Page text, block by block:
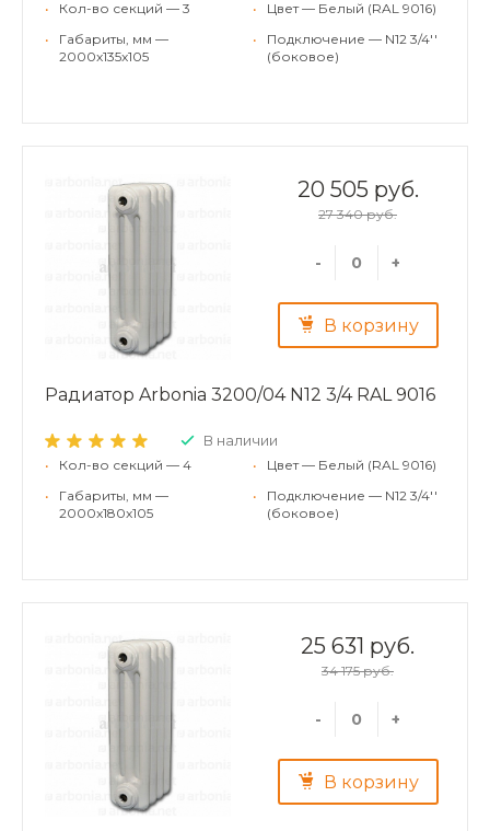
•
Кол-во секций — 3
•
Габариты, мм —
2000x135x105
•
Цвет — Белый (RAL 9016)
•
Подключение — N12 3/4''
(боковое)
20 505 руб.
27 340 руб.
- +
В корзину
Радиатор Arbonia 3200/04 N12 3/4 RAL 9016
В наличии
•
Кол-во секций — 4
•
Габариты, мм —
2000x180x105
•
Цвет — Белый (RAL 9016)
•
Подключение — N12 3/4''
(боковое)
25 631 руб.
34 175 руб.
- +
В корзину